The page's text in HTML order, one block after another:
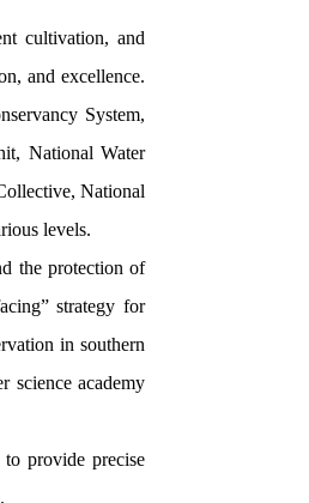
cultivation, and
and excellence.
System,
National Water
National
levels.
the protection of
strategy for
in southern
science academy
provide precise